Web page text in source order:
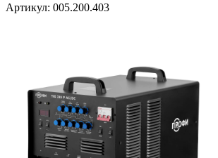
Артикул: 005.200.403